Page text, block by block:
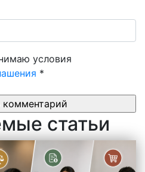
условия
*
статьи